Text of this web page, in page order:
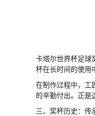
卡塔尔世界杯足球
杯在长时间的使用
在制作过程中，工
的辛勤付出。正是
三、奖杯历史：传